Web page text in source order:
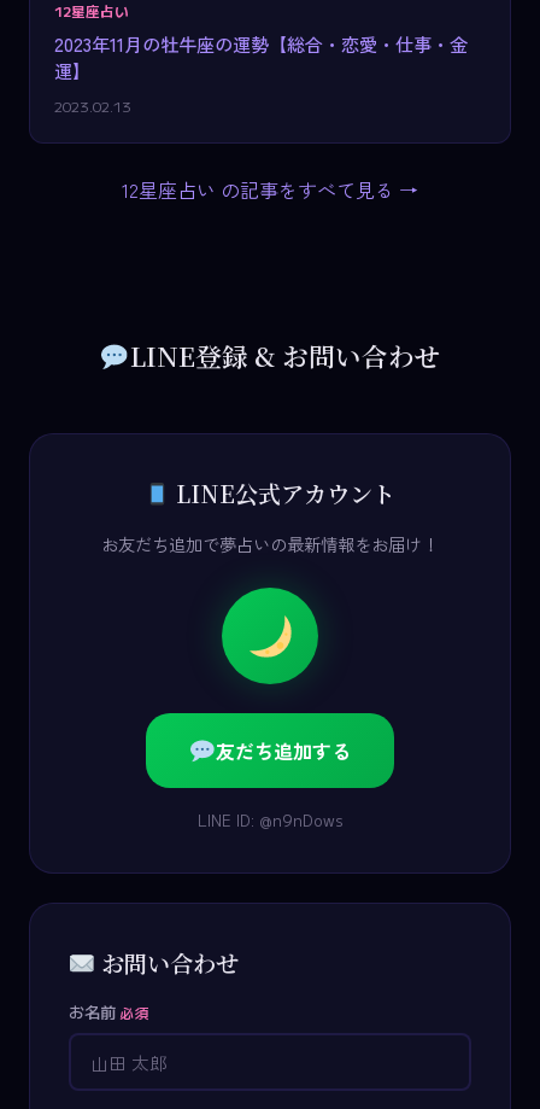
12星座占い
2023年11月の牡牛座の運勢【総合・恋愛・仕事・金
運】
2023.02.13
12星座占い の記事をすべて見る →
LINE登録 & お問い合わせ
LINE公式アカウント
お友だち追加で夢占いの最新情報をお届け！
友だち追加する
LINE ID: @n9nDows
お問い合わせ
お名前 必須